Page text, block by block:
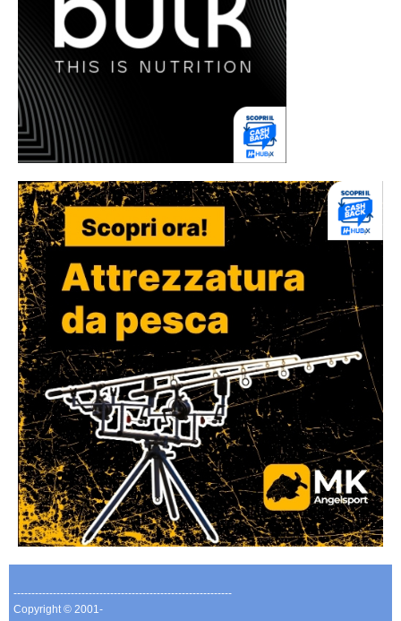
-------------------------------------------------------------
Copyright © 2001-